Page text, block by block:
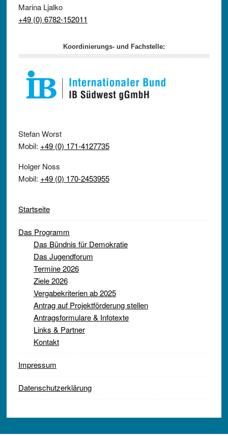
Marina Ljalko
+49 (0) 6782-152011
Koordinierungs- und Fachstelle:
Stefan Worst
Mobil: +49 (0) 171-4127735
Holger Noss
Mobil: +49 (0) 170-2453955
Startseite
Das Programm
Das Bündnis für Demokratie
Das Jugendforum
Termine 2026
Ziele 2026
Vergabekriterien ab 2025
Antrag auf Projektförderung stellen
Antragsformulare & Infotexte
Links & Partner
Kontakt
Impressum
Datenschutzerklärung